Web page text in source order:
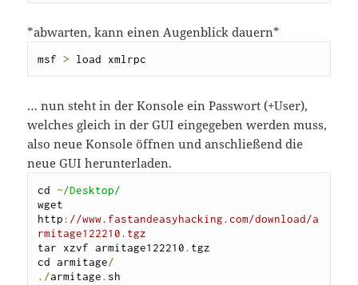
*abwarten, kann einen Augenblick dauern*
msf > load xmlrpc
… nun steht in der Konsole ein Passwort (+User),
welches gleich in der GUI eingegeben werden muss,
also neue Konsole öffnen und anschließend die
neue GUI herunterladen.
cd ~/Desktop/
wget
http: //www.fastandeasyhacking.com/download/a
rmitage122210.tgz
tar xzvf armitage122210. tgz
cd armitage/
./armitage. sh